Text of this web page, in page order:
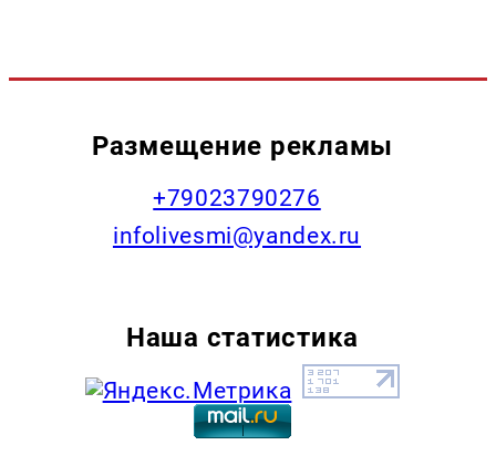
Размещение рекламы
+79023790276
infolivesmi@yandex.ru
Наша статистика